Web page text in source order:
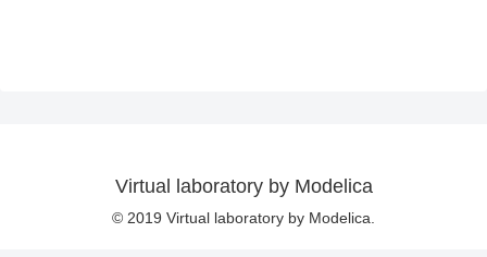
Virtual laboratory by Modelica
© 2019 Virtual laboratory by Modelica.